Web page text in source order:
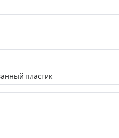
пластик